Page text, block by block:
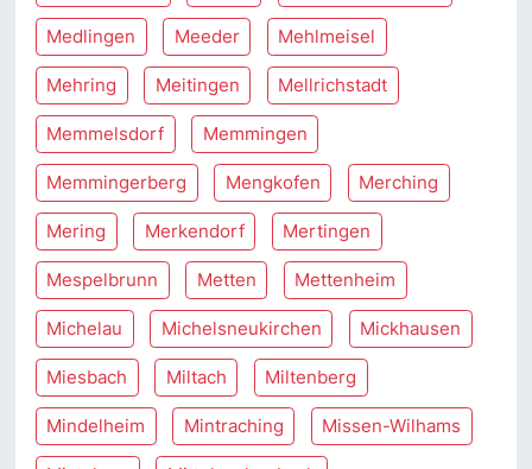
Medlingen Meeder Mehlmeisel
Mehring Meitingen Mellrichstadt
Memmelsdorf Memmingen
Memmingerberg Mengkofen Merching
Mering Merkendorf Mertingen
Mespelbrunn Metten Mettenheim
Michelau Michelsneukirchen Mickhausen
Miesbach Miltach Miltenberg
Mindelheim Mintraching Missen-Wilhams